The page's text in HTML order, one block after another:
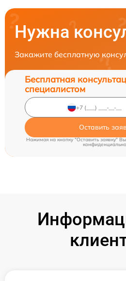
Нужна
Закажите бесплатную
Бесплатная
специалистом
Оставить
Нажимая на кнопку "Оставить заявку"